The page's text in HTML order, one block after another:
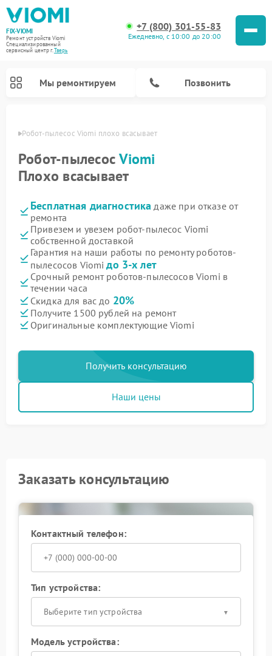
FIX-VIOMI
Ремонт устройств Viomi
Специализированный
cервисный центр г.Тверь
+7 (800) 301-55-83
Ежедневно, с 10:00 до 20:00
Мы ремонтируем Позвонить
Робот-пылесос Viomi плохо всасывает
Робот-пылесосViomi
Плохо всасывает
Бесплатная диагностика даже при отказе от
ремонта
Привезем и увезем робот-пылесос Viomi
собственной доставкой
Гарантия на наши работы по ремонту роботов-
пылесосов Viomiдо 3-х лет
Срочный ремонт роботов-пылесосов Viomi в
течении часа
Скидка для вас до 20%
Получите 1500 рублей на ремонт
Оригинальные комплектующие Viomi
Получить консультацию
Наши цены
Заказать консультацию
Контактный телефон:
Тип устройства:
Выберите тип устройства
Модель устройства: